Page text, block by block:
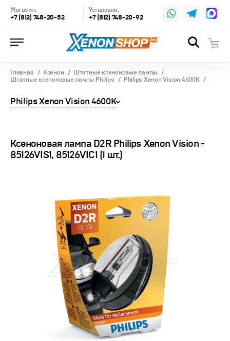
Магазин:
+7 (812) 748-20-52
Установка:
+7 (812) 748-20-92
Главная Ксенон
Штатные ксеноновые лампы
Штатные ксеноновые лампы Philips
Philips Xenon Vision 4600K
Philips Xenon Vision 4600K
Ксеноновая лампа D2R Philips Xenon Vision -
85126VIS1, 85126VIС1 (1 шт.)